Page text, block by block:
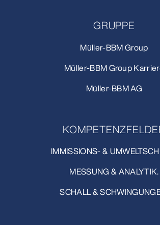
GRUPPE
Müller-BBM Group
Müller-BBM Group
Müller-BBM AG
IMMISSIONS- &
MESSUNG & ANALYTIK.
SCHALL &